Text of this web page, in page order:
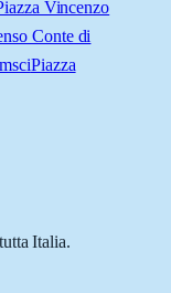
Vincenzo
Conte di
Piazza
Italia.